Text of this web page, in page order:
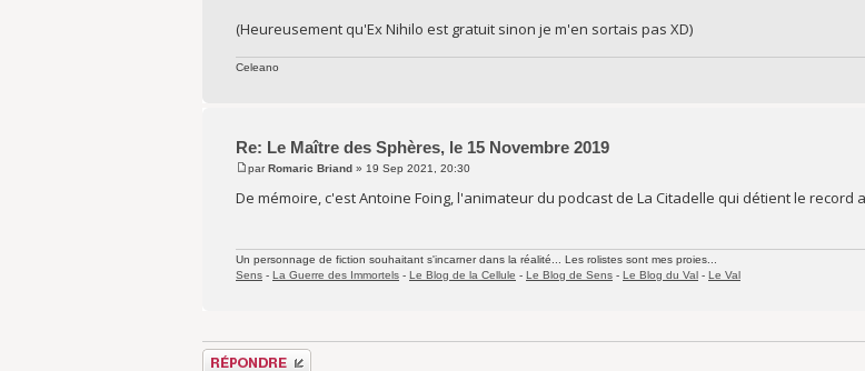
(Heureusement qu'Ex Nihilo est gratuit sinon je m'en sortais pas XD)
Celeano
Re: Le Maître des Sphères, le 15 Novembre 2019
parRomaric Briand » 19 Sep 2021, 20:30
De mémoire, c'est Antoine Foing, l'animateur du podcast de La Citadelle qui détient le record
Un personnage de fiction souhaitant s'incarner dans la réalité... Les rolistes sont mes proies...
Sens - La Guerre des Immortels - Le Blog de la Cellule - Le Blog de Sens - Le Blog du Val - Le Val
Répondre